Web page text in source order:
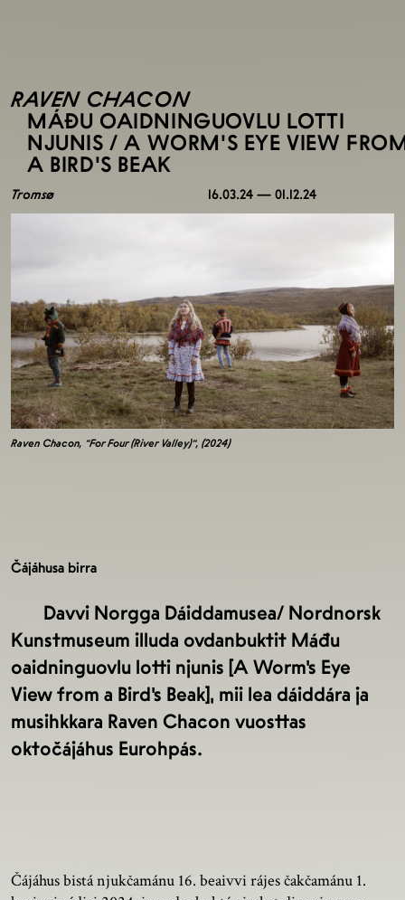
RAVEN CHACON
MÁĐU OAIDNINGUOVLU LOTTI
NJUNIS / A WORM’S EYE VIEW
A BIRD’S BEAK
Tromsø 16.03.24 — 01.12.24
Raven Chacon, "For Four (River Valley)", (2024)
Čájáhusa birra
Davvi Norgga Dáiddamusea/ Nordnorsk
Kunstmuseum illuda ovdanbuktit Máđu
oaidninguovlu lotti njunis [A Worm’s Eye
View from a Bird’s Beak], mii lea dáiddára ja
musihkkara Raven Chacon vuosttas
oktočájáhus Eurohpás.
Čájáhus bistá njukčamánu 16. beaivvi rájes čakčamánu 1.